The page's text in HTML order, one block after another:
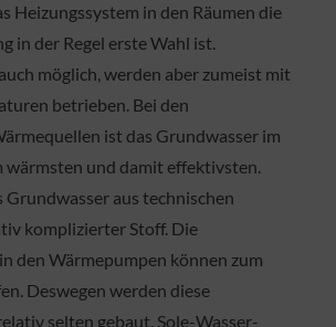
Heizungssystem in den Räumen die
in der Regel erste Wahl ist.
möglich, werden aber zumeist mit
betrieben. Bei den
ist das Grundwasser im
wärmsten und damit effektivsten.
Grundwasser aus technischen
komplizierter Stoff. Die
den Wärmepumpen können zum
Deswegen werden diese
selten gebaut. Sole-Wasser-